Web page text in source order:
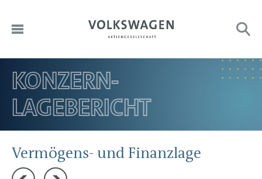
DE
Search:
HOME
AN UNSERE AKTIONÄRE
CORPORATE GOVERNANCE
KONZERN­LAGEBERICHT
KONZERN­
LAGEBERICHT
Vermögens- und Finanzlage